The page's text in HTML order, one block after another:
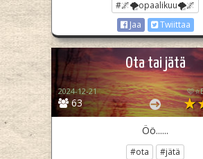
#🌌🌪opaalikuu🌪🌌
Jaa
Twiittaa
Ota tai jätä
63
2024-12-21
Öö......
#ota
#jätä